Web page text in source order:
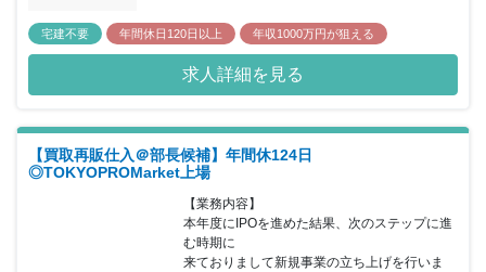
宅建不要 年間休日120日以上 年収1000万円が狙える
求人詳細を見る
【買取再販仕入＠部長候補】年間休124日
◎TOKYOPROMarket上場
【業務内容】
本年度にIPOを進めた結果、次のステップに進
む時期に
来ておりまして新規事業の立ち上げを行いま